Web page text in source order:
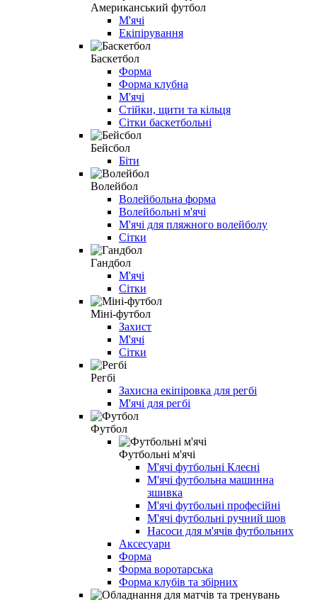
Американський футбол
М'ячі
Екіпірування
Баскетбол
Форма
Форма клубна
М'ячі
Стійки, щити та кільця
Сітки баскетбольні
Бейсбол
Біти
Волейбол
Волейбольна форма
Волейбольні м'ячі
М'ячі для пляжного волейболу
Сітки
Гандбол
М'ячі
Сітки
Міні-футбол
Захист
М'ячі
Сітки
Регбі
Захисна екіпіровка для регбі
М'ячі для регбі
Футбол
Футбольні м'ячі
М'ячі футбольні Клеєні
М'ячі футбольна машинна
зшивка
М'ячі футбольні професійні
М'ячі футбольні ручний шов
Насоси для м'ячів футбольних
Аксесуари
Форма
Форма воротарська
Форма клубів та збірних